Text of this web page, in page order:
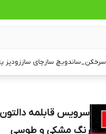
سرخکن_ساندویچ سازچای ساززودپز
رنگ مشکی و طوسی